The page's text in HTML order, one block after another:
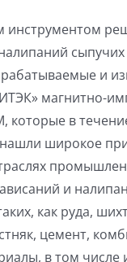
инструментом
и
магнитно-
которые в
нашли широкое
и
как руда,
цемент,
в том числе